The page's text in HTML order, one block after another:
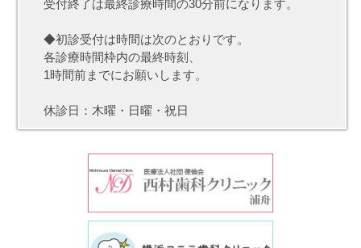
受付終了は最終診療時間の30分前になります。
◆初診受付は時間は次のとおりです。
各診療時間枠内の最終時刻、
1時間前までにお願いします。
休診日：木曜・日曜・祝日